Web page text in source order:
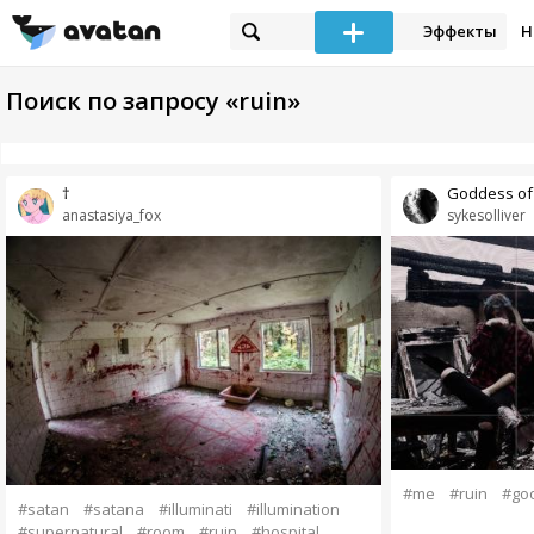
Эффекты
Поиск по запросу «ruin»
anastasiya_fox
†
#satan #satana #illuminati
#illumination
sykesolliver
Goddess
#me #ruin